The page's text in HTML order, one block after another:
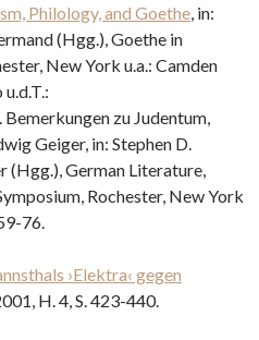
Philology, and Goethe, in:
(Hgg.), Goethe in
New York u.a.: Camden
zu Judentum,
Geiger, in: Stephen D.
(Hgg.), German Literature,
Rochester, New York
76.
›Elektra‹ gegen
H. 4, S. 423-440.